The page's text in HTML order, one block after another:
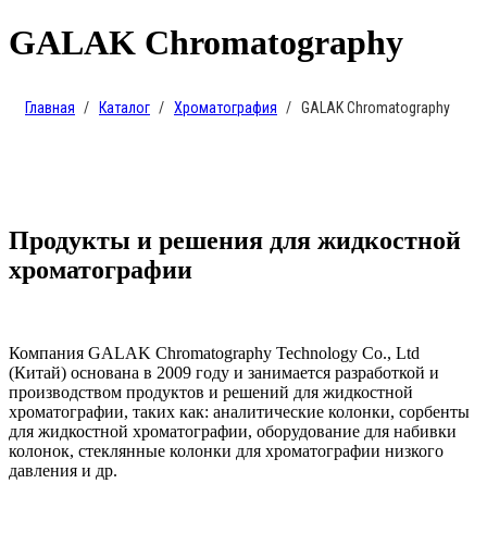
GALAK Chromatography
Главная Каталог Хроматография GALAK Chromatography
Продукты и решения для жидкостной
хроматографии
Компания GALAK Chromatography Technology Co., Ltd
(Китай) основана в 2009 году и занимается разработкой и
производством продуктов и решений для жидкостной
хроматографии, таких как: аналитические колонки, сорбенты
для жидкостной хроматографии, оборудование для набивки
колонок, стеклянные колонки для хроматографии низкого
давления и др.